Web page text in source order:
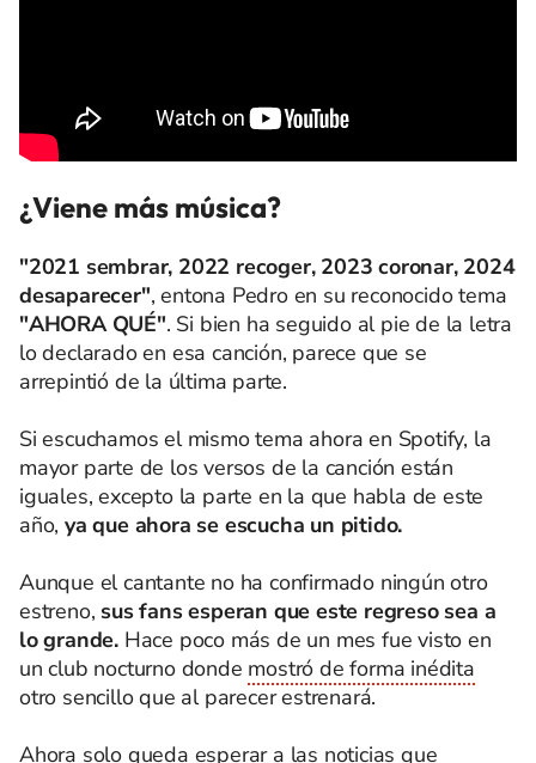
¿Viene más música?
"2021 sembrar, 2022 recoger, 2023 coronar, 2024
desaparecer", entona Pedro en su reconocido tema
"AHORA QUÉ". Si bien ha seguido al pie de la letra
lo declarado en esa canción, parece que se
arrepintió de la última parte.
Si escuchamos el mismo tema ahora en Spotify, la
mayor parte de los versos de la canción están
iguales, excepto la parte en la que habla de este
año, ya que ahora se escucha un pitido.
Aunque el cantante no ha confirmado ningún otro
estreno, sus fans esperan que este regreso sea a
lo grande. Hace poco más de un mes fue visto en
un club nocturno donde mostró de forma inédita
otro sencillo que al parecer estrenará.
Ahora solo queda esperar a las noticias que